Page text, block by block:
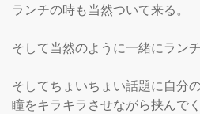
ランチの時も当然ついて来る。
そして当然のように一緒にラン
そしてちょいちょい話題に自分
瞳をキラキラさせながら挟んでく